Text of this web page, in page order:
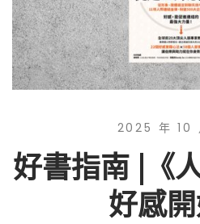
2025 年 10
好書指南 |《
好感開